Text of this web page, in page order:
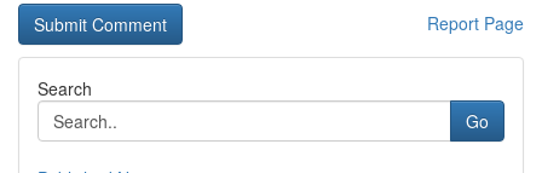
Report Page
Search
Go